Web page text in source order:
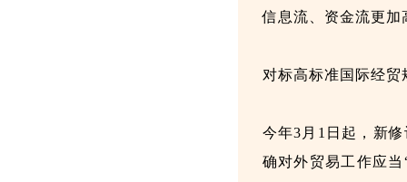
信息流、资金流更加
对标高标准国际经
今年3月1日起，新
确对外贸易工作应